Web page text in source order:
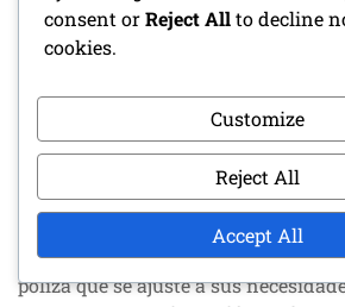
Dependiendo del valor y tipo de
colección, las primas de seguro
significativamente. Es importante
de seguro que ofrezcan una
romper el banco.
Considere discutir su colección con
seguros que se especialice en autos
coleccionables. Ellos pueden
póliza que se ajuste a sus
consent orReject Allto decline
cookies.
Customize
Reject All
Accept All